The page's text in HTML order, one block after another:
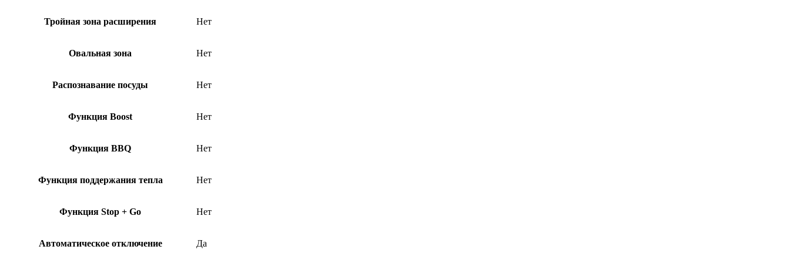
Тройная зона расширения Нет
Овальная зона Нет
Распознавание посуды Нет
Функция Boost Нет
Функция BBQ Нет
Функция поддержания тепла Нет
Функция Stop + Go Нет
Автоматическое отключение Да